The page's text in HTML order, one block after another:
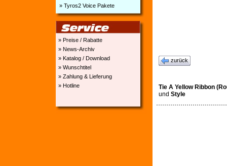
» Tyros2 Voice Pakete
» Preise / Rabatte
» News-Archiv
» Katalog / Download
» Wunschtitel
» Zahlung & Lieferung
» Hotline
zurück
Tie A Yellow Ribbon
und Style